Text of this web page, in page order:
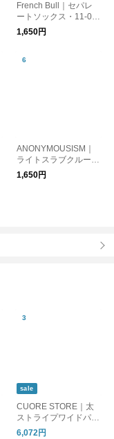
French Bull｜セパレ
ートソックス・11-09
221
1,650円
ANONYMOUSISM｜
ライトスラブクルーソ
ックス 靴下 1679000
1,650円
sale
CUORE STORE｜太
ストライプワイドパン
ツ
6,072円